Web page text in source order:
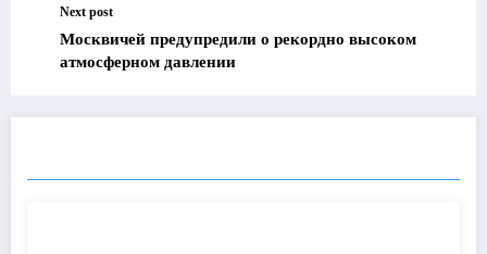
Next post
Москвичей предупредили о рекордно высоком
атмосферном давлении